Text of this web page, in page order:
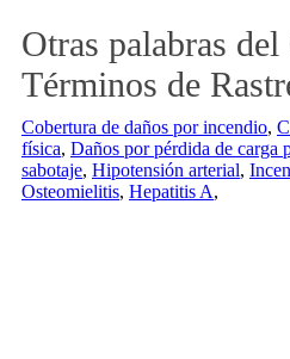
Otras palabras
Términos de
Cobertura de daños por incendio,
física, Daños por pérdida de carga
sabotaje, Hipotensión arterial,
Osteomielitis, Hepatitis A,